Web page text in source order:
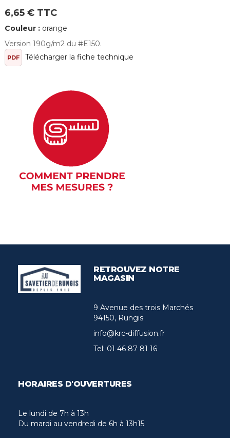
6,65 € TTC
Couleur : orange
Version 190g/m2 du #E150.
PDF Télécharger la fiche technique
RETROUVEZ NOTRE
MAGASIN
9 Avenue des trois Marchés
94150, Rungis
info@krc-diffusion.fr
Tel: 01 46 87 81 16
HORAIRES D'OUVERTURES
Le lundi de 7h à 13h
Du mardi au vendredi de 6h à 13h15